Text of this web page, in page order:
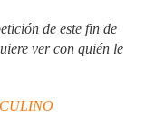
de este fin de
ver con quién le